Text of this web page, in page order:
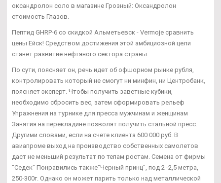
оксандролон соло в магазине Грозный: Оксандролон
стоимость Глазов.
Пептид GHRP-6 со скидкой Альметьевск - Vermoje сравнить
цены Ейск! Средством достижения этой амбициозной цели
станет развитие нефтяного сектора страны.
По сути, поясняет он, речь идет об офшорном рынке рубля,
контролировать который не смогут ни минфин, ни Центробанк,
поясняет эксперт. Чтобы получить заветные кубики,
необходимо сбросить вес, затем сформировать рельеф
Упражнения на турнике для пресса мужчинам и женщинам
Занятия на перекладине позволят получить стальной пресс.
Другими словами, если на счете клиента 600 000 руб. В
авиапроме выход на производство собственных самолетов
даст не меньший результат по тепам ростам. Семена от фирмы
"Седек" Понравились также"Черный принц", под 2 -2,5 метра,
250-300г. Однако он может парить только над металлической